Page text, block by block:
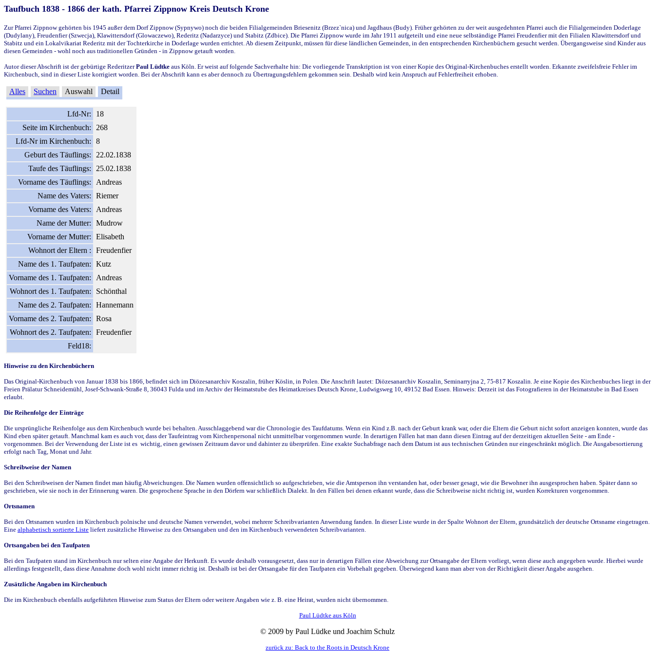
Taufbuch 1838 - 1866 der kath. Pfarrei Zippnow Kreis Deutsch Krone
Zur Pfarrei Zippnow gehörten bis 1945 außer dem Dorf Zippnow (Sypnywo) noch die beiden Filialgemeinden Briesenitz (Brzez`nica) und Jagdhaus (Budy). Früher gehörten zu der weit ausgedehnten Pfarrei auch die Filialgemeinden Doderlage
(Dudylany), Freudenfier (Szwecja), Klawittersdorf (Glowaczewo), Rederitz (Nadarzyce) und Stabitz (Zdbice). Die Pfarrei Zippnow wurde im Jahr 1911 aufgeteilt und eine neue selbständige Pfarrei Freudenfier mit den Filialen Klawittersdorf und
Stabitz und ein Lokalvikariat Rederitz mit der Tochterkirche in Doderlage wurden errichtet. Ab diesem Zeitpunkt, müssen für diese ländlichen Gemeinden, in den entsprechenden Kirchenbüchern gesucht werden. Übergangsweise sind Kinder aus
diesen Gemeinden - wohl noch aus traditionellen Gründen - in Zippnow getauft worden.
Autor dieser Abschrift ist der gebürtige RederitzerPaul Lüdtke aus Köln. Er weist auf folgende Sachverhalte hin: Die vorliegende Transkription ist von einer Kopie des Original-Kirchenbuches erstellt worden. Erkannte zweifelsfreie Fehler im
Kirchenbuch, sind in dieser Liste korrigiert worden. Bei der Abschrift kann es aber dennoch zu Übertragungsfehlern gekommen sein. Deshalb wird kein Anspruch auf Fehlerfreiheit erhoben.
Alles Suchen Auswahl Detail
Lfd-Nr:
18
Seite im Kirchenbuch:
268
Lfd-Nr im Kirchenbuch:
8
Geburt des Täuflings:
22.02.1838
Taufe des Täuflings:
25.02.1838
Vorname des Täuflings:
Andreas
Name des Vaters:
Riemer
Vorname des Vaters:
Andreas
Name der Mutter:
Mudrow
Vorname der Mutter:
Elisabeth
Wohnort der Eltern :
Freudenfier
Name des 1. Taufpaten:
Kutz
Vorname des 1. Taufpaten:
Andreas
Wohnort des 1. Taufpaten:
Schönthal
Name des 2. Taufpaten:
Hannemann
Vorname des 2. Taufpaten:
Rosa
Wohnort des 2. Taufpaten:
Freudenfier
Feld18:
Hinweise zu den Kirchenbüchern
Das Original-Kirchenbuch von Januar 1838 bis 1866, befindet sich im Diözesanarchiv Koszalin, früher Köslin, in Polen. Die Anschrift lautet: Diözesanarchiv Koszalin, Seminarryjna 2, 75-817 Koszalin. Je eine Kopie des Kirchenbuches liegt in der
Freien Prälatur Schneidemühl, Josef-Schwank-Straße 8, 36043 Fulda und im Archiv der Heimatstube des Heimatkreises Deutsch Krone, Ludwigsweg 10, 49152 Bad Essen. Hinweis: Derzeit ist das Fotografieren in der Heimatstube in Bad Essen
erlaubt.
Die Reihenfolge der Einträge
Die ursprüngliche Reihenfolge aus dem Kirchenbuch wurde bei behalten. Ausschlaggebend war die Chronologie des Taufdatums. Wenn ein Kind z.B. nach der Geburt krank war, oder die Eltern die Geburt nicht sofort anzeigen konnten, wurde das
Kind eben später getauft. Manchmal kam es auch vor, dass der Taufeintrag vom Kirchenpersonal nicht unmittelbar vorgenommen wurde. In derartigen Fällen hat man dann diesen Eintrag auf der derzeitigen aktuellen Seite - am Ende -
vorgenommen. Bei der Verwendung der Liste ist es wichtig, einen gewissen Zeitraum davor und dahinter zu überprüfen. Eine exakte Suchabfrage nach dem Datum ist aus technischen Gründen nur eingeschränkt möglich. Die Ausgabesortierung
erfolgt nach Tag, Monat und Jahr.
Schreibweise der Namen
Bei den Schreibweisen der Namen findet man häufig Abweichungen. Die Namen wurden offensichtlich so aufgeschrieben, wie die Amtsperson ihn verstanden hat, oder besser gesagt, wie die Bewohner ihn ausgesprochen haben. Später dann so
geschrieben, wie sie noch in der Erinnerung waren. Die gesprochene Sprache in den Dörfern war schließlich Dialekt. In den Fällen bei denen erkannt wurde, dass die Schreibweise nicht richtig ist, wurden Korrekturen vorgenommen.
Ortsnamen
Bei den Ortsnamen wurden im Kirchenbuch polnische und deutsche Namen verwendet, wobei mehrere Schreibvarianten Anwendung fanden. In dieser Liste wurde in der Spalte Wohnort der Eltern, grundsätzlich der deutsche Ortsname eingetragen.
Eine alphabetisch sortierte Liste liefert zusätzliche Hinweise zu den Ortsangaben und den im Kirchenbuch verwendeten Schreibvarianten.
Ortsangaben bei den Taufpaten
Bei den Taufpaten stand im Kirchenbuch nur selten eine Angabe der Herkunft. Es wurde deshalb vorausgesetzt, dass nur in derartigen Fällen eine Abweichung zur Ortsangabe der Eltern vorliegt, wenn diese auch angegeben wurde. Hierbei wurde
allerdings festgestellt, dass diese Annahme doch wohl nicht immer richtig ist. Deshalb ist bei der Ortsangabe für den Taufpaten ein Vorbehalt gegeben. Überwiegend kann man aber von der Richtigkeit dieser Angabe ausgehen.
Zusätzliche Angaben im Kirchenbuch
Die im Kirchenbuch ebenfalls aufgeführten Hinweise zum Status der Eltern oder weitere Angaben wie z. B. eine Heirat, wurden nicht übernommen.
Paul Lüdtke aus Köln
© 2009 by Paul Lüdke und Joachim Schulz
zurück zu: Back to the Roots in Deutsch Krone